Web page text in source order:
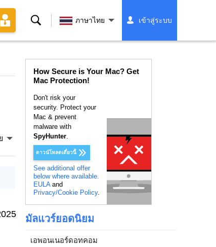
ค้นหา ภาษาไทย เข้าสู่ระบบ
How Secure is Your Mac? Get
Mac Protection!
Don't risk your
security. Protect your
Mac & prevent
malware with
SpyHunter.
ดาวน์โหลดเดี๋ยวนี้
See additional offer
below where available.
EULAand
Privacy/Cookie Policy.
มัลแวร์ยอดนิยม
เอพอนเนอร์ดอทคอม